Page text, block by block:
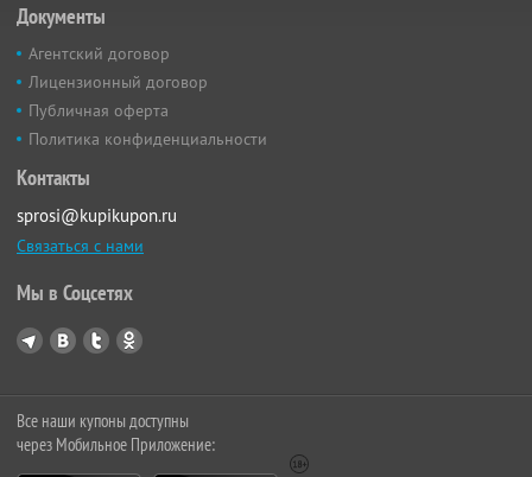
Документы
Агентский договор
Лицензионный договор
Публичная оферта
Политика конфиденциальности
Контакты
sprosi@kupikupon.ru
Связаться с нами
Мы в Соцсетях
Все наши купоны доступны
через Мобильное Приложение: